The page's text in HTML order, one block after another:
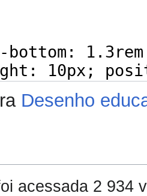
Desenho
acessada 2 934